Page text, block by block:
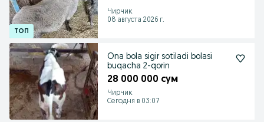
Чирчик
08 августа 2026 г.
Ona bola sigir sotiladi bolasi
buqacha 2-qorin
28 000 000 сум
Чирчик
Сегодня в 03:07